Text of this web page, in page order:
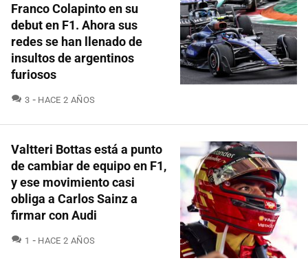
Franco Colapinto en su
debut en F1. Ahora sus
redes se han llenado de
insultos de argentinos
furiosos
3 COMENTARIOS
HACE 2 AÑOS
Valtteri Bottas está a punto
de cambiar de equipo en F1,
y ese movimiento casi
obliga a Carlos Sainz a
firmar con Audi
1 COMENTARIOS
HACE 2 AÑOS